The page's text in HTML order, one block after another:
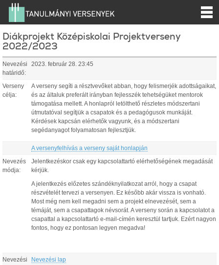
Diákprojekt Középiskolai Projektverseny
2022/2023
Nevezési
határidő:
2023. február 28. 23:45
Verseny
célja:
A verseny segíti a résztvevőket abban, hogy felismerjék adottságaikat,
és az általuk preferált irányban fejlesszék tehetségüket mentorok
támogatása mellett. A honlapról letölthető részletes módszertani
útmutatóval segítjük a csapatok és a pedagógusok munkáját.
Kérdések kapcsán elérhetők vagyunk, és a módszertani
segédanyagot folyamatosan fejlesztjük.
A versenyfelhívás a verseny saját honlapján
Nevezés
módja:
Jelentkezéskor csak egy kapcsolattartó elérhetőségének megadását
kérjük.
A jelentkezés előzetes szándéknyilatkozat arról, hogy a csapat
részvételét tervezi a versenyen. Ez később akár vissza is vonható.
Most még nem kell megadni sem a projekt elnevezését, sem a
témáját, sem a csapattagok névsorát. A verseny során a kapcsolatot a
csapattal a kapcsolattartó e-mail-címén keresztül tartjuk. Ezért nagyon
fontos, hogy ez pontosan legyen megadva!
Nevezési
Nevezési lap